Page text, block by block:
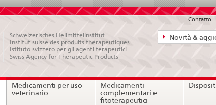
diretta:
aspetti
Novità &
Contatto
Schweizerisches Heilmittelinstitut
Institut suisse des produits thérapeutiques
Istituto svizzero per gli agenti terapeutici
Swiss Agency for Therapeutic Products
Medicamenti per uso
veterinario
Medicamenti
complementari e
fitoterapeutici